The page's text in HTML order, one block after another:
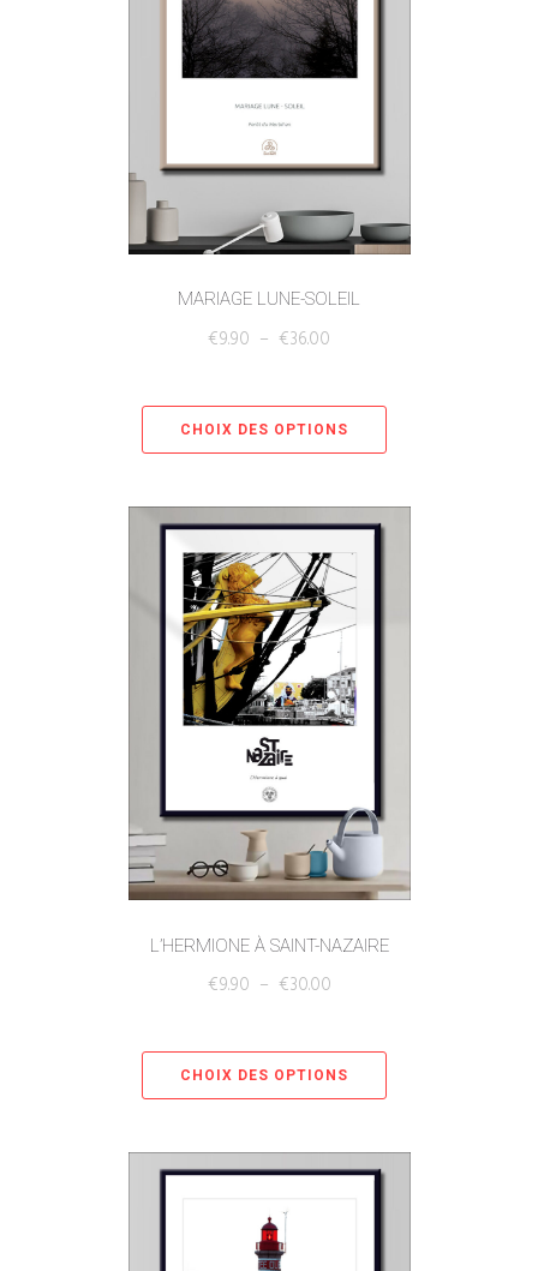
MARIAGE LUNE-SOLEIL
€9.90 – €36.00
CHOIX DES OPTIONS
L’HERMIONE À SAINT-NAZAIRE
€9.90 – €30.00
CHOIX DES OPTIONS